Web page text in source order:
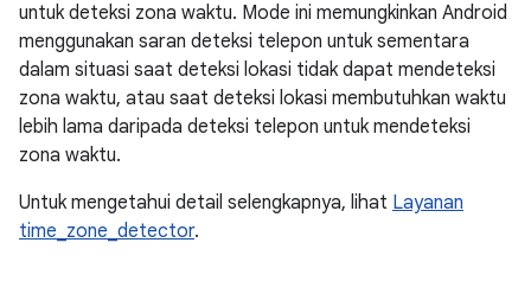
untuk deteksi zona waktu. Mode ini memungkinkan Android
menggunakan saran deteksi telepon untuk sementara
dalam situasi saat deteksi lokasi tidak dapat mendeteksi
zona waktu, atau saat deteksi lokasi membutuhkan waktu
lebih lama daripada deteksi telepon untuk mendeteksi
zona waktu.
Untuk mengetahui detail selengkapnya, lihat Layanan
time_zone_detector.